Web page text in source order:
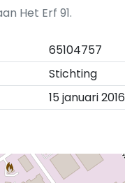
Het Erf 91.
65104757
Stichting
15 januari 2016